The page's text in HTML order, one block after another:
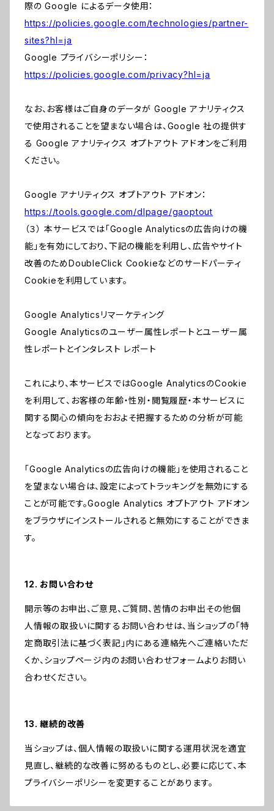
際の Google によるデータ使用：
https://policies.google.com/technologies/partner-
sites?hl=ja
Google プライバシーポリシー：
https://policies.google.com/privacy?hl=ja
なお、お客様はご自身のデータが Google アナリティクス
で使用されることを望まない場合は、Google 社の提供す
る Google アナリティクス オプトアウト アドオンをご利用
ください。
Google アナリティクス オプトアウト アドオン：
https://tools.google.com/dlpage/gaoptout
（３） 本サービスでは「Google Analyticsの広告向けの機
能」を有効にしており、下記の機能を利用し、広告やサイト
改善のためDoubleClick Cookieなどのサードパーティ
Cookieを利用しています。
Google Analyticsリマーケティング
Google Analyticsのユーザー属性レポートとユーザー属
性レポートとインタレスト レポート
これにより、本サービスではGoogle AnalyticsのCookie
を利用して、お客様の年齢・性別・閲覧履歴・本サービスに
関する関心の傾向をおおよそ把握するための分析が可能
となっております。
「Google Analyticsの広告向けの機能」を使用されること
を望まない場合は、設定によってトラッキングを無効にする
ことが可能です。Google Analytics オプトアウト アドオン
をブラウザにインストールされると無効にすることができま
す。
12. お問い合わせ
開示等のお申出、ご意見、ご質問、苦情のお申出その他個
人情報の取扱いに関するお問い合わせは、当ショップの「特
定商取引法に基づく表記」内にある連絡先へご連絡いただ
くか、ショップページ内のお問い合わせフォームよりお問い
合わせください。
13. 継続的改善
当ショップは、個人情報の取扱いに関する運用状況を適宜
見直し、継続的な改善に努めるものとし、必要に応じて、本
プライバシーポリシーを変更することがあります。